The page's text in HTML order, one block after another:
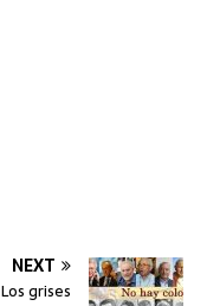
NEXT
Los grises